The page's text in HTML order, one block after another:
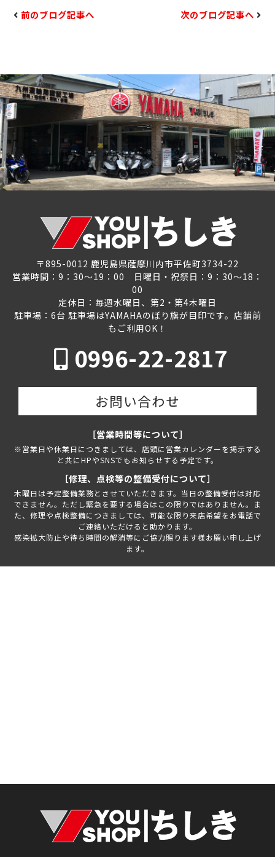
前のブログ記事へ 次のブログ記事へ
〒895-0012 鹿児島県薩摩川内市平佐町3734-22
営業時間：9：30～19：00 日曜日・祝祭日：9：30～18：
00
定休日：毎週水曜日、第2・第4木曜日
駐車場：6台 駐車場はYAMAHAのぼり旗が目印です。店舗前
もご利用OK！
0996-22-2817
お問い合わせ
［営業時間等について］
※営業日や休業日につきましては、店頭に営業カレンダーを掲示する
と共にHPやSNSでもお知らせする予定です。
［修理、点検等の整備受付について］
木曜日は予定整備業務とさせていただきます。当日の整備受付は対応
できません。ただし緊急を要する場合はこの限りではありません。ま
た、修理や点検整備につきましては、可能な限り来店希望をお電話で
ご連絡いただけると助かります。
感染拡大防止や待ち時間の解消等にご協力賜ります様お願い申し上げ
ます。